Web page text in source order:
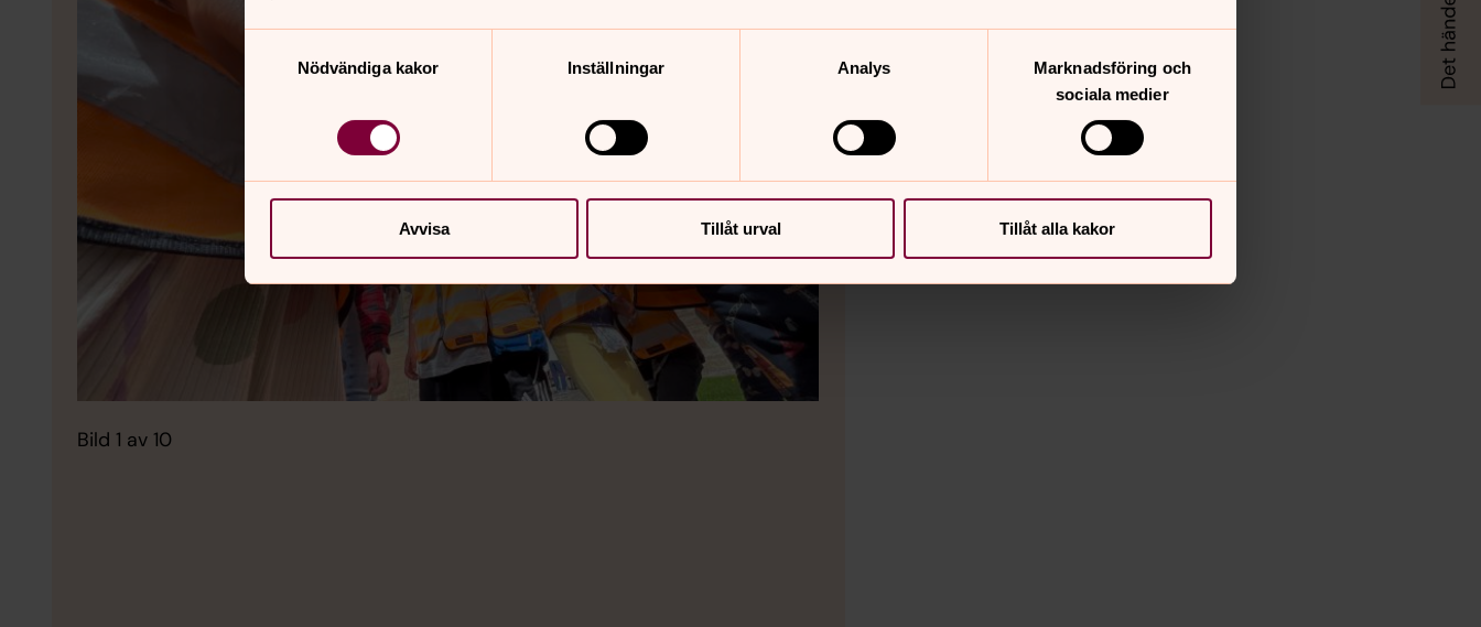
Nödvändiga kakor
Inställningar Analys
Marknadsföring och
sociala medier
Avvisa Tillåt urval Tillåt alla kakor
Bild 1 av 10